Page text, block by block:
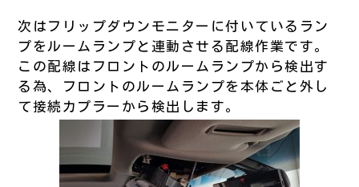
次はフリップダウンモニターに付いているラン
プをルームランプと連動させる配線作業です。
この配線はフロントのルームランプから検出す
る為、フロントのルームランプを本体ごと外し
て接続カプラーから検出します。